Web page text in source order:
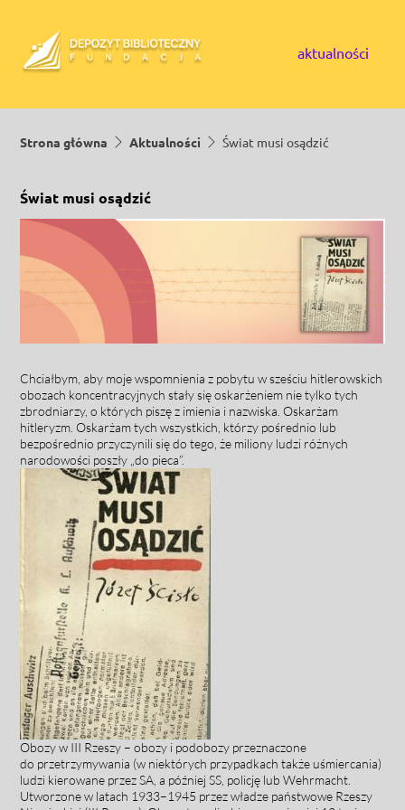
aktualności
Strona główna Aktualności Świat musi osądzić
Świat musi osądzić
Chciałbym, aby moje wspomnienia z pobytu w sześciu hitlerowskich
obozach koncentracyjnych stały się oskar­żeniem nie tylko tych
zbrodniarzy, o których piszę z imie­nia i nazwiska. Oskarżam
hitleryzm. Oskarżam tych wszy­stkich, którzy pośrednio lub
bezpośrednio przyczynili się do tego, że miliony ludzi różnych
narodowości poszły „do pieca”.
Obozy w III Rzeszy – obozy i podobozy przeznaczone
do przetrzymywania (w niektórych przypadkach także uśmiercania)
ludzi kierowane przez SA, a później SS, policję lub Wehrmacht.
Utworzone w latach 1933–1945 przez władze państwowe Rzeszy